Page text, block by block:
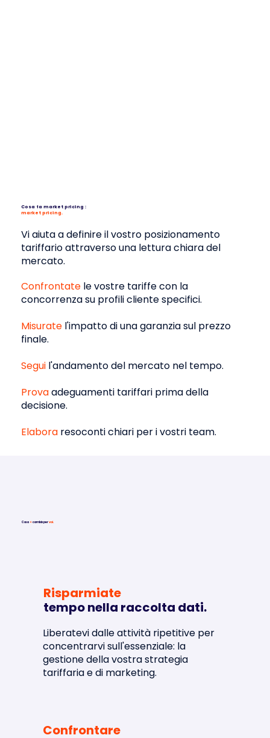
Cosa fa market pricing :
market pricing.
Vi aiuta a definire il vostro posizionamento
tariffario attraverso una lettura chiara del
mercato.
Confrontate le vostre tariffe con la
concorrenza su profili cliente specifici.
Misurate l'impatto di una garanzia sul prezzo
finale.
Segui l'andamento del mercato nel tempo.
Provaadeguamenti tariffari prima della
decisione.
Elabora resoconti chiari per i vostri team.
Cosa✦cambia pervoi.
Confrontare
Risparmiate
tempo nella raccolta dati.
Liberatevi dalle attività ripetitive per
concentrarvi sull'essenziale: la
gestione della vostra strategia
tariffaria e di marketing.